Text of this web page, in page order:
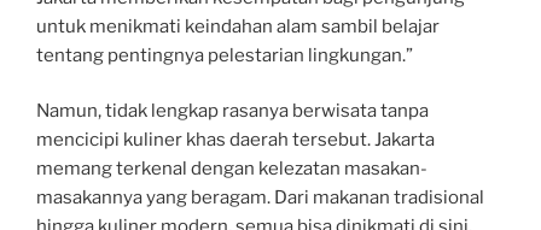
untuk menikmati keindahan alam sambil belajar
tentang pentingnya pelestarian lingkungan.”
Namun, tidak lengkap rasanya berwisata tanpa
mencicipi kuliner khas daerah tersebut. Jakarta
memang terkenal dengan kelezatan masakan-
masakannya yang beragam. Dari makanan tradisional